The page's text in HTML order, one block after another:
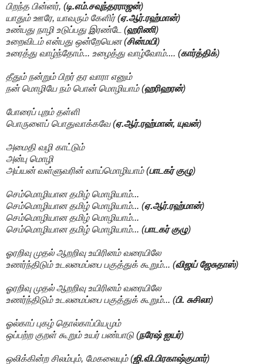
பிறந்த பின்னர், (டி.எம்.சவுந்தரராஜன்)
யாதும் ஊரே, யாவரும் கேளிர் (ஏ.ஆர்.ரஹ்மான்)
உண்பது நாழி உடுப்பது இரண்டே (ஹரிணி)
உறைவிடம் என்பது ஒன்றேயென (சின்மயி)
உரைத்து வாழ்ந்தோம்... உழைத்து வாழ்வோம்.... (கார்த்திக்)
தீதும் நன்றும் பிறர் தர வாரா எனும்
நன் மொழியே நம் பொன் மொழியாம் (ஹரிஹரன்)
போரைப் புறம் தள்ளி
பொருளைப் பொதுவாக்கவே (ஏ.ஆர்.ரஹ்மான், யுவன்)
அமைதி வழி காட்டும்
அன்பு மொழி
அய்யன் வள்ளுவரின் வாய்மொழியாம் (பாடகர் குழு)
செம்மொழியான தமிழ் மொழியாம்...
செம்மொழியான தமிழ் மொழியாம்... (ஏ.ஆர்.ரஹ்மான்)
செம்மொழியான தமிழ் மொழியாம்...
செம்மொழியான தமிழ் மொழியாம்... (பாடகர் குழு)
ஓரறிவு முதல் ஆறறிவு உயிரினம் வரையிலே
உணர்ந்திடும் உடலமைப்பை பகுத்துக் கூறும்... (விஜய் ஜேசுதாஸ்)
ஓரறிவு முதல் ஆறறிவு உயிரினம் வரையிலே
உணர்ந்திடும் உடலமைப்பை பகுத்துக் கூறும்... (பி. சுசிலா)
ஓல்காப் புகழ் தொல்காப்பியமும்
ஒப்பற்ற குறள் கூறும் உயர் பண்பாடு (நரேஷ் ஐயர்)
ஒலிக்கின்ற சிலம்பும், மேகலையும் (ஜி.வி.பிரகாஷ்குமார்)